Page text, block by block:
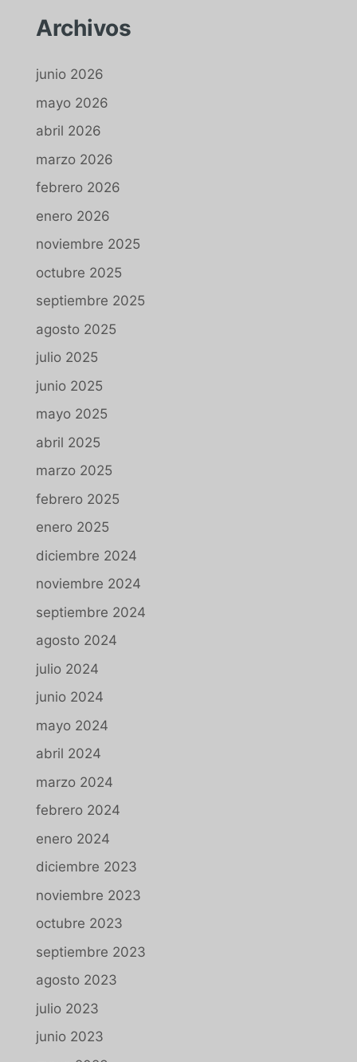
Archivos
junio 2026
mayo 2026
abril 2026
marzo 2026
febrero 2026
enero 2026
noviembre 2025
octubre 2025
septiembre 2025
agosto 2025
julio 2025
junio 2025
mayo 2025
abril 2025
marzo 2025
febrero 2025
enero 2025
diciembre 2024
noviembre 2024
septiembre 2024
agosto 2024
julio 2024
junio 2024
mayo 2024
abril 2024
marzo 2024
febrero 2024
enero 2024
diciembre 2023
noviembre 2023
octubre 2023
septiembre 2023
agosto 2023
julio 2023
junio 2023